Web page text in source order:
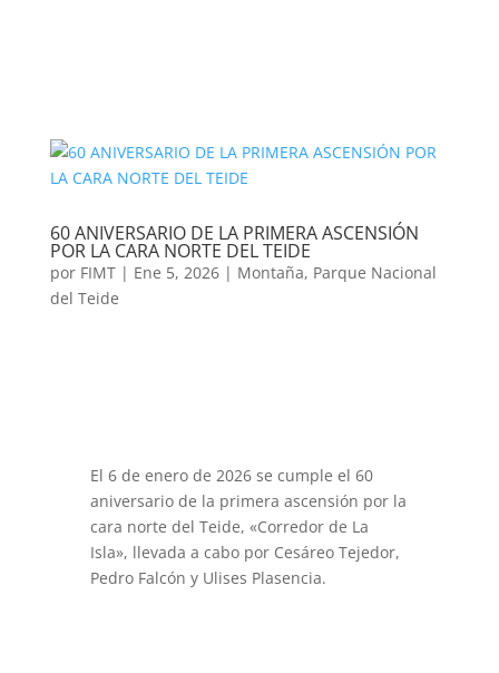
60 ANIVERSARIO DE LA PRIMERA ASCENSIÓN
POR LA CARA NORTE DEL TEIDE
por FIMT| Ene 5, 2026| Montaña, Parque Nacional
del Teide
El 6 de enero de 2026 se cumple el 60
aniversario de la primera ascensión por la
cara norte del Teide, «Corredor de La
Isla», llevada a cabo por Cesáreo Tejedor,
Pedro Falcón y Ulises Plasencia.